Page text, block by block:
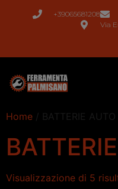
+39065681208
Via
Home / BATTERIE AUTO
Visualizzazione di 5